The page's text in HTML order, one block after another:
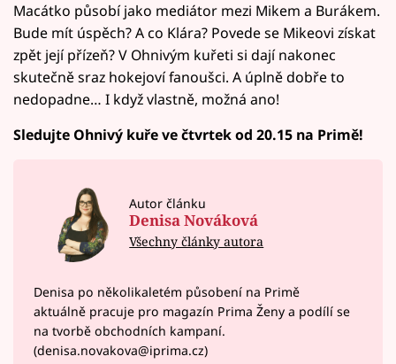
Macátko působí jako mediátor mezi Mikem a Burákem.
Bude mít úspěch? A co Klára? Povede se Mikeovi získat
zpět její přízeň? V Ohnivým kuřeti si dají nakonec
skutečně sraz hokejoví fanoušci. A úplně dobře to
nedopadne… I když vlastně, možná ano!
Sledujte Ohnivý kuře ve čtvrtek od 20.15 na Primě!
Autor článku
Denisa Nováková
Všechny články autora
Denisa po několikaletém působení na Primě
aktuálně pracuje pro magazín Prima Ženy a podílí se
na tvorbě obchodních kampaní.
(denisa.novakova@iprima.cz)